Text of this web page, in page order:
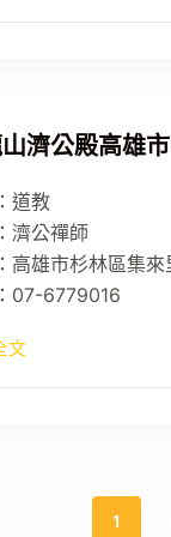
濟公殿高雄
道教
濟公禪師
高雄市杉林區集
07-6779016
文
1